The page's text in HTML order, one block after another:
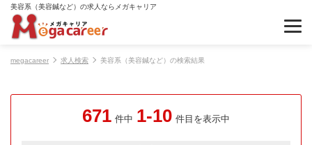
美容系（美容鍼など）の求人ならメガキャリア
megacareer 求人検索 美容系（美容鍼など）の検索結果
671 件中 1-10 件目を表示中